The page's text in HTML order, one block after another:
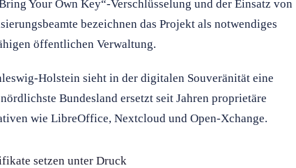
Your Own Key“-Verschlüsselung und der Einsatz von
bezeichnen das Projekt als notwendiges
öffentlichen Verwaltung.
Holstein sieht in der digitalen Souveränität eine
Bundesland ersetzt seit Jahren proprietäre
wie LibreOffice, Nextcloud und Open-Xchange.
setzen unter Druck